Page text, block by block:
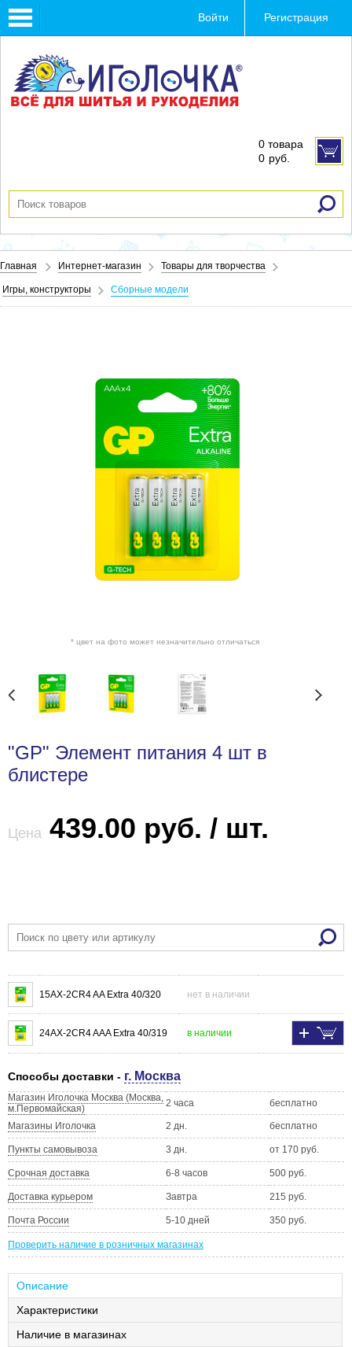
Toggle
navigation
Войти Регистрация
0 товара
0 руб.
Главная Интернет-магазин Товары для творчества
Игры, конструкторы Сборные модели
* цвет на фото может незначительно отличаться
"GP" Элемент питания 4 шт в
блистере
Цена 439.00 руб. / шт.
15AX-2CR4 AA Extra 40/320 нет в наличии
24AX-2CR4 AAA Extra 40/319 в наличии
Способы доставки - г. Москва
Магазин Иголочка Москва (Москва,
м.Первомайская)
2 часа бесплатно
Магазины Иголочка 2 дн. бесплатно
Пункты самовывоза 3 дн. от 170 руб.
Срочная доставка 6-8 часов 500 руб.
Доставка курьером Завтра 215 руб.
Почта России 5-10 дней 350 руб.
Проверить наличие в розничных магазинах
Описание
Характеристики
Наличие в магазинах